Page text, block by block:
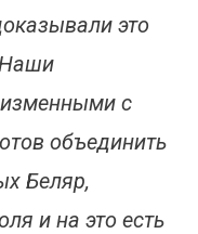
это
Наши
с
объединить
Беляр,
и на это есть